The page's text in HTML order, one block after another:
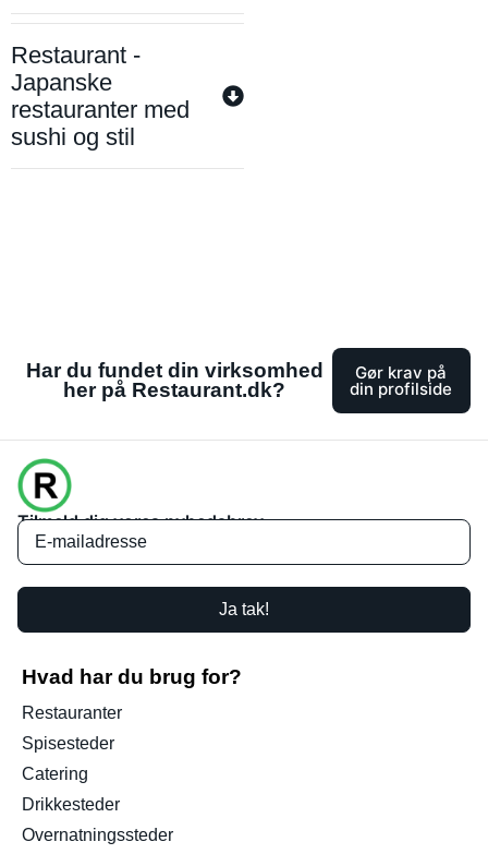
Restaurant -
Japanske
restauranter med
sushi og stil
Har du fundet din virksomhed
her på Restaurant.dk?
Gør krav på
din profilside
Tilmeld dig vores nyhedsbrev
Ja tak!
Hvad har du brug for?
Restauranter
Spisesteder
Catering
Drikkesteder
Overnatningssteder